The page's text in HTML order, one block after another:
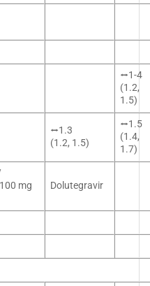
⭤1-4
(1.2,
1.5)
⭤1.3
(1.2, 1.5)
⭤1.5
(1.4,
1.7)
mg
Dolutegravir